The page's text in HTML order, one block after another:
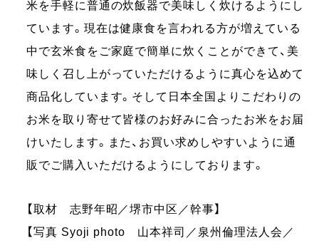
米を手軽に普通の炊飯器で美味しく炊けるようにし
ています。現在は健康食を言われる方が増えている
中で玄米食をご家庭で簡単に炊くことができて、美
味しく召し上がっていただけるように真心を込めて
商品化しています。そして日本全国よりこだわりの
お米を取り寄せて皆様のお好みに合ったお米をお届
けいたします。また、お買い求めしやすいように通
販でご購入いただけるようにしております。
【取材 志野年昭／堺市中区／幹事】
【写真 Syoji photo 山本祥司／泉州倫理法人会／